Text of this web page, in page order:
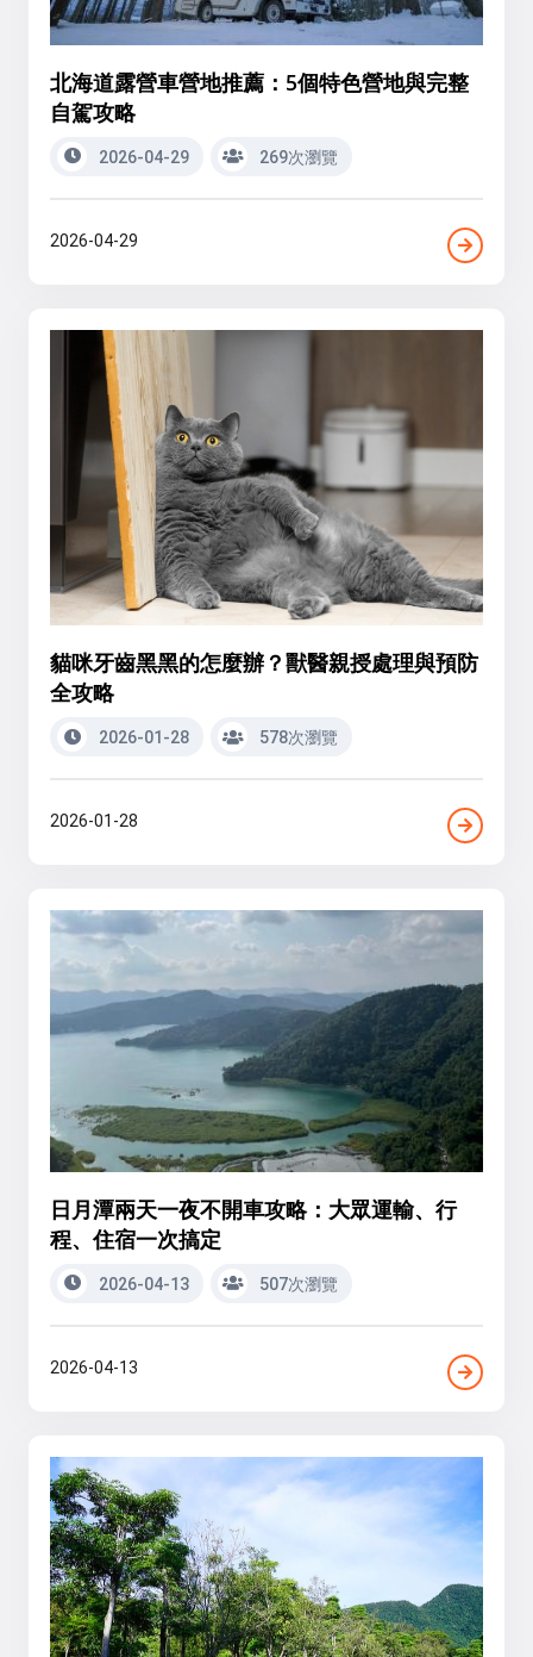
北海道露營車營地推薦：5個特色營地與完整
自駕攻略
2026-04-29 269次瀏覽
2026-04-29
貓咪牙齒黑黑的怎麼辦？獸醫親授處理與預防
全攻略
2026-01-28 578次瀏覽
2026-01-28
日月潭兩天一夜不開車攻略：大眾運輸、行
程、住宿一次搞定
2026-04-13 507次瀏覽
2026-04-13